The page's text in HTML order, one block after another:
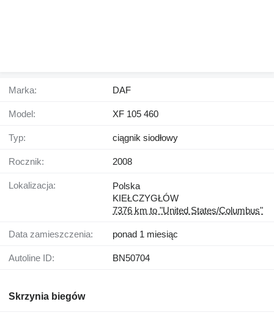
Marka: DAF
Model: XF 105 460
Typ: ciągnik siodłowy
Rocznik: 2008
Lokalizacja:
Polska
KIEŁCZYGŁÓW
7376 km to "United States/Columbus"
Data zamieszczenia: ponad 1 miesiąc
Autoline ID: BN50704
Skrzynia biegów